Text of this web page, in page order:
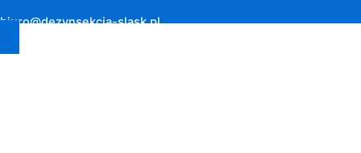
biuro@dezynsekcja-slask.pl